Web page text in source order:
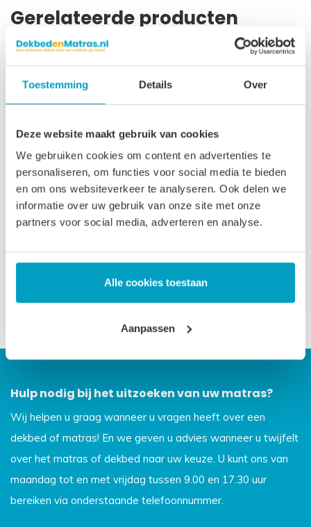
Toestemming Details Over
Deze website maakt gebruik van cookies
We gebruiken cookies om content en advertenties te
personaliseren, om functies voor social media te bieden
en om ons websiteverkeer te analyseren. Ook delen we
informatie over uw gebruik van onze site met onze
partners voor social media, adverteren en analyse.
Alle cookies toestaan
Aanpassen
Gerelateerde producten
Matrasdek
Boxspring
antislip)
Matrasdek Anti-
Slip
Vanaf
Hulp nodig bij het uitzoeken van uw matras?
Wij helpen u graag wanneer u vragen heeft over een
dekbed of matras! En we geven u advies wanneer u twijfelt
over het matras of dekbed naar uw keuze. U kunt ons van
maandag tot en met vrijdag tussen 9.00 en 17.30 uur
bereiken via onderstaande telefoonnummer.